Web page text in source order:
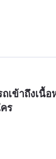
ข้าถึงเนื้
ร